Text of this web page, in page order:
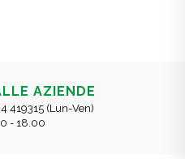
AZIENDE
419315 (Lun-Ven)
- 18.00